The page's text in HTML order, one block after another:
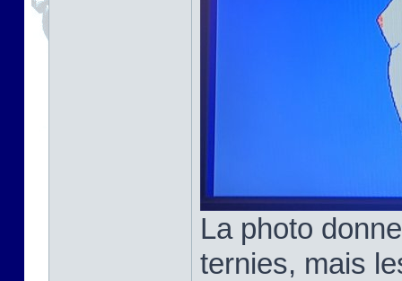
La photo
ternies, mais